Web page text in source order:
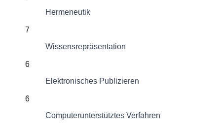
Hermeneutik
7
Wissensrepräsentation
6
Elektronisches Publizieren
6
Computerunterstütztes Verfahren